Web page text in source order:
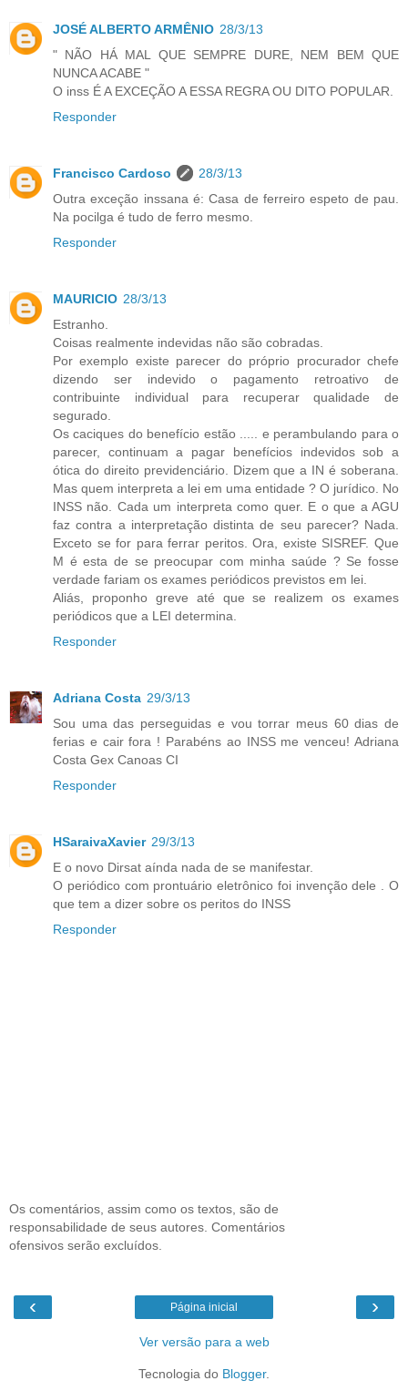
JOSÉ ALBERTO ARMÊNIO 28/3/13
" NÃO HÁ MAL QUE SEMPRE DURE, NEM BEM QUE
NUNCA ACABE "
O inss É A EXCEÇÃO A ESSA REGRA OU DITO POPULAR.
Responder
Francisco Cardoso
28/3/13
Outra exceção inssana é: Casa de ferreiro espeto de pau.
Na pocilga é tudo de ferro mesmo.
Responder
MAURICIO 28/3/13
Estranho.
Coisas realmente indevidas não são cobradas.
Por exemplo existe parecer do próprio procurador chefe
dizendo ser indevido o pagamento retroativo de
contribuinte individual para recuperar qualidade de
segurado.
Os caciques do benefício estão ..... e perambulando para o
parecer, continuam a pagar benefícios indevidos sob a
ótica do direito previdenciário. Dizem que a IN é soberana.
Mas quem interpreta a lei em uma entidade ? O jurídico. No
INSS não. Cada um interpreta como quer. E o que a AGU
faz contra a interpretação distinta de seu parecer? Nada.
Exceto se for para ferrar peritos. Ora, existe SISREF. Que
M é esta de se preocupar com minha saúde ? Se fosse
verdade fariam os exames periódicos previstos em lei.
Aliás, proponho greve até que se realizem os exames
periódicos que a LEI determina.
Responder
Adriana Costa 29/3/13
Sou uma das perseguidas e vou torrar meus 60 dias de
ferias e cair fora ! Parabéns ao INSS me venceu! Adriana
Costa Gex Canoas CI
Responder
HSaraivaXavier 29/3/13
E o novo Dirsat aínda nada de se manifestar.
O periódico com prontuário eletrônico foi invenção dele . O
que tem a dizer sobre os peritos do INSS
Responder
Os comentários, assim como os textos, são de
responsabilidade de seus autores. Comentários
ofensivos serão excluídos.
‹ ›
Página inicial
Ver versão para a web
Tecnologia do Blogger.